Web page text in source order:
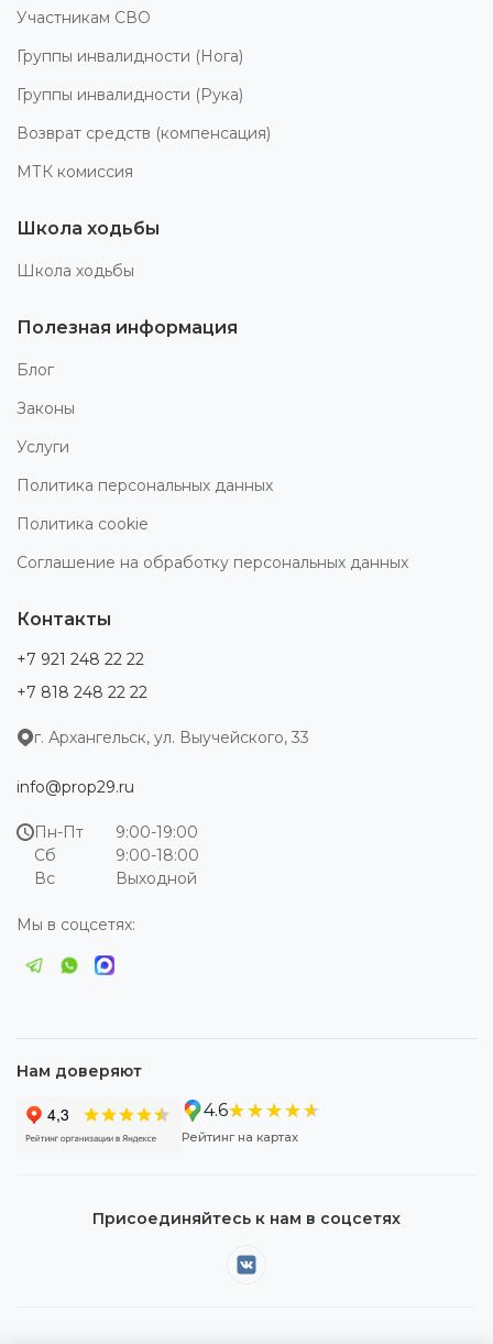
Участникам СВО
Группы инвалидности (Нога)
Группы инвалидности (Рука)
Возврат средств (компенсация)
МТК комиссия
Школа ходьбы
Школа ходьбы
Полезная информация
Блог
Законы
Услуги
Политика персональных данных
Политика cookie
Соглашение на обработку персональных данных
Контакты
+7 921 248 22 22
+7 818 248 22 22
г. Архангельск, ул. Выучейского, 33
info@prop29.ru
Пн-Пт
9:00-19:00
Сб
9:00-18:00
Вс
Выходной
Мы в соцсетях:
Нам доверяют
4.6★★★★★
★★★★★
Рейтинг на картах
Присоединяйтесь к нам в соцсетях